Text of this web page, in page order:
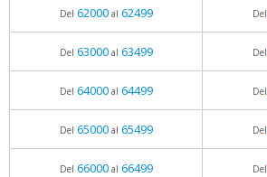
Del 62000al 62499 Del
Del 63000al 63499 Del
Del 64000al 64499 Del
Del 65000al 65499 Del
Del 66000al 66499 Del